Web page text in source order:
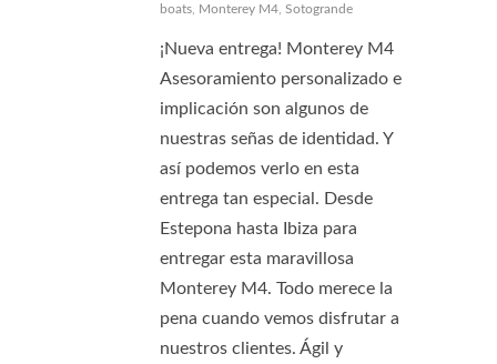
boats Monterey M4 Sotogrande
¡Nueva entrega! Monterey M4
Asesoramiento personalizado e
implicación son algunos de
nuestras señas de identidad. Y
así podemos verlo en esta
entrega tan especial. Desde
Estepona hasta Ibiza para
entregar esta maravillosa
Monterey M4. Todo merece la
pena cuando vemos disfrutar a
nuestros clientes. Ágil y